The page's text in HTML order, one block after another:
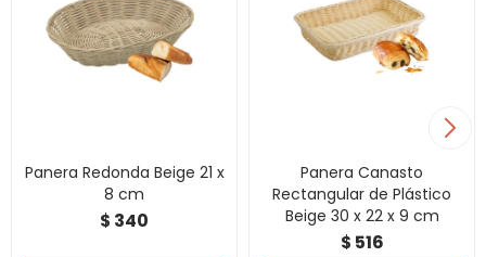
Panera Redonda Beige 21 x
8 cm
$ 340
Panera Canasto
Rectangular de Plástico
Beige 30 x 22 x 9 cm
$ 516